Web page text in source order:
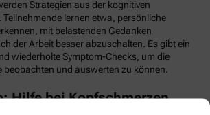
Strategien aus der kognitiven
lernen etwa, persönliche
mit belastenden Gedanken
der Arbeit besser abzuschalten. Es gibt ein
wiederholte Symptom-Checks, um die
beobachten und auswerten zu können.
Hilfe bei Kopfschmerzen